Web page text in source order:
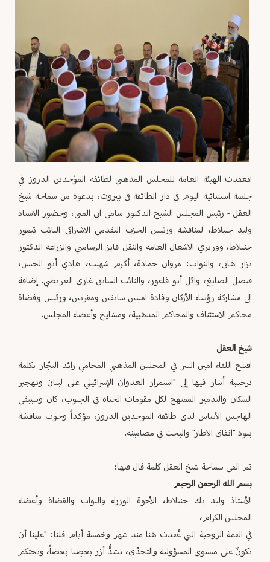
انعقدت الهيئة العامة للمجلس المذهبي لطائفة الموّحدين الدروز في
جلسة استثنائية اليوم في دار الطائفة في بيروت، بدعوة من سماحة شيخ
العقل - رئيس المجلس الشيخ الدكتور سامي ابي المنى، وحضور الاستاذ
وليد جنبلاط، لمناقشة ورئيس الحزب التقدمي الاشتراكي النائب تيمور
جنبلاط، ووزيري الاشغال العامة والنقل فايز الرسامني والزراعة الدكتور
نزار هاني، والنواب: مروان حمادة، أكرم شهيب، هادي أبو الحسن،
فيصل الصايغ، وائل أبو فاعور، والنائب السابق غازي العريضي. إضافة
الى مشاركة رؤساء الأركان وقادة امنيين سابقين ومقربين، ورئيس وقضاة
محاكم الاستئناف والمحاكم المذهبية، ومشايخ وأعضاء المجلس.
شيخ العقل
افتتح اللقاء امين السر في المجلس المذهبي المحامي رائد النجّار بكلمة
ترحيبية أشار فيها إلى "استمرار العدوان الإسرائيلي على لبنان وتهجير
السكان والتدمير الممنهج لكل مقومات الحياة في الجنوب، كان وسيبقى
الهاجس الأساس لدى طائفة الموحدين الدروز، مؤكداً وجوب مناقشة
بنود "اتفاق الاطار" والبحث في مضامينه.
ثم القى سماحة شيخ العقل كلمة قال فيها:
بسم الله الرحمن الرحيم
الأستاذ وليد بك جنبلاط، الأخوة الوزراء والنواب والقضاة وأعضاء
المجلس الكرام،
في القمة الروحية التي عُقدت هنا منذ شهر وخمسة أيام قلنا: "علينا أن
نكونَ على مستوى المسؤولية والتحدّي، نشدُّ أزر بعضِنا بعضاً، ونحتكم